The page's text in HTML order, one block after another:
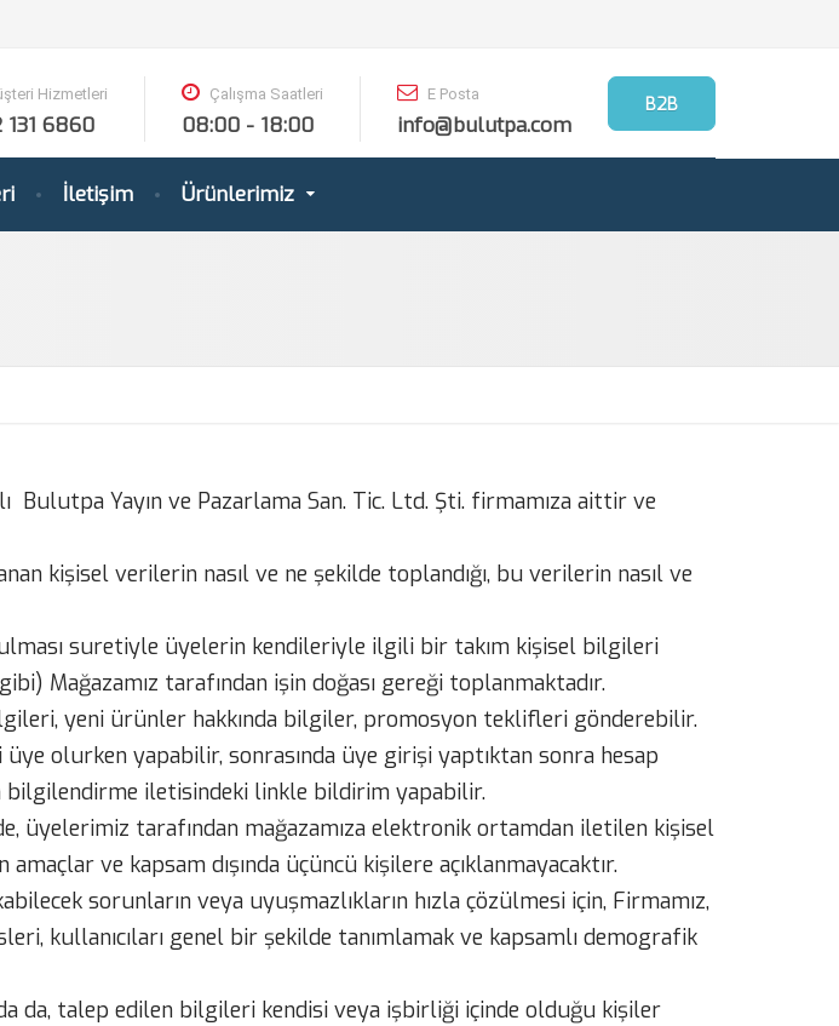
İletişim Ürünlerimiz
Hizmetleri
131 6860
Çalışma Saatleri
08:00 - 18:00
E Posta
info@bulutpa.com
B2B
Bulutpa Yayın ve Pazarlama San. Tic. Ltd. Şti. firmamıza aittir ve
kişisel verilerin nasıl ve ne şekilde toplandığı, bu verilerin nasıl ve
suretiyle üyelerin kendileriyle ilgili bir takım kişisel bilgileri
Mağazamız tarafından işin doğası gereği toplanmaktadır.
yeni ürünler hakkında bilgiler, promosyon teklifleri gönderebilir.
olurken yapabilir, sonrasında üye girişi yaptıktan sonra hesap
iletisindeki linkle bildirim yapabilir.
üyelerimiz tarafından mağazamıza elektronik ortamdan iletilen kişisel
ve kapsam dışında üçüncü kişilere açıklanmayacaktır.
sorunların veya uyuşmazlıkların hızla çözülmesi için, Firmamız,
kullanıcıları genel bir şekilde tanımlamak ve kapsamlı demografik
da, talep edilen bilgileri kendisi veya işbirliği içinde olduğu kişiler